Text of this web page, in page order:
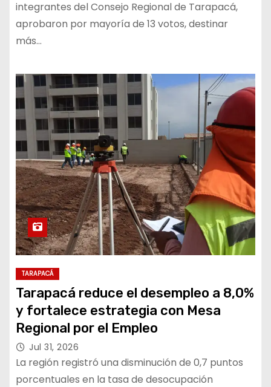
celebración de la “Octava”, que se
efectúa en Iquique
integrantes del Consejo Regional de Tarapacá,
aprobaron por mayoría de 13 votos, destinar
más…
TARAPACÁ
Tarapacá reduce el desempleo a 8,0%
y fortalece estrategia con Mesa
Regional por el Empleo
Jul 31, 2026
La región registró una disminución de 0,7 puntos
porcentuales en la tasa de desocupación